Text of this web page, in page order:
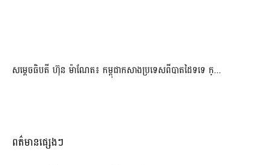
សម្ដេចធិបតី ហ៊ុន ម៉ាណែត៖ កម្ពុជាកសាងប្រទេសពីបាតដៃទទេ ក្...
ពត៌មានផ្សេងៗ